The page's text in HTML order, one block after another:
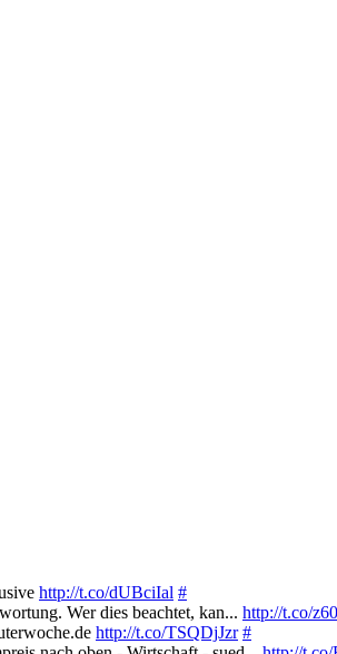
http://t.co/dUBciIal #
Wer dies beachtet, kan... http://t.co/
http://t.co/TSQDjJzr #